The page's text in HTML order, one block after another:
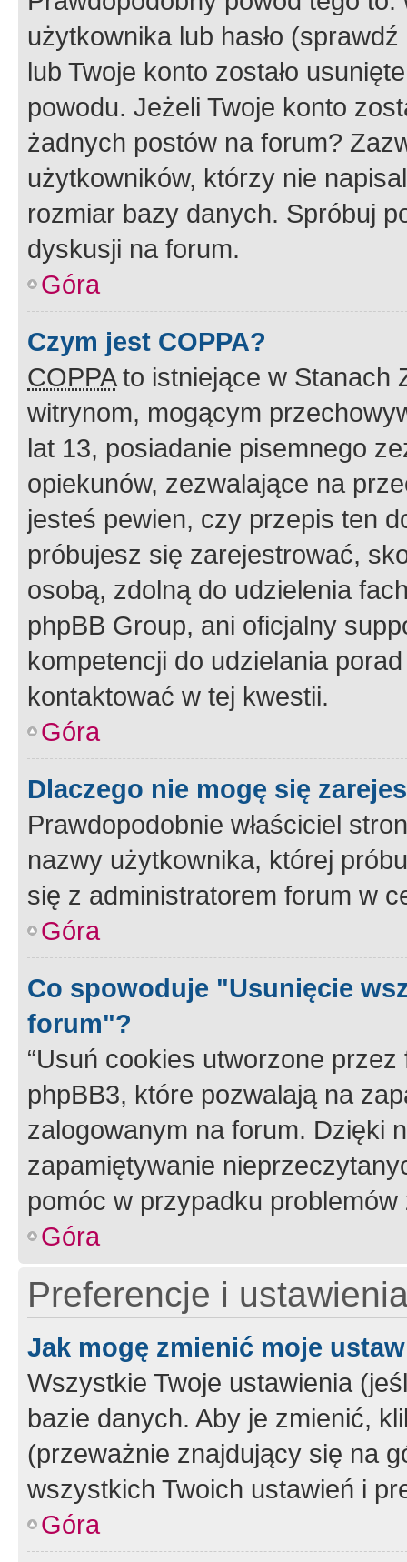
użytkownika lub hasło
lub Twoje konto zostało
powodu. Jeżeli Twoje konto
żadnych postów na forum?
użytkowników, którzy nie
rozmiar bazy danych. Spróbuj
dyskusji na forum.
Góra
Czym jest COPPA?
COPPAto istniejące w Stanach
witrynom, mogącym
lat 13, posiadanie pisemnego
opiekunów, zezwalające na
jesteś pewien, czy przepis ten
próbujesz się zarejestrować,
osobą, zdolną do udzielenia
phpBB Group, ani oficjalny
kompetencji do udzielania
kontaktować w tej kwestii.
Góra
Dlaczego nie mogę się
Prawdopodobnie właściciel
nazwy użytkownika, której
się z administratorem forum w
Góra
Co spowoduje "Usunięcie
forum"?
“Usuń cookies utworzone
phpBB3, które pozwalają na
zalogowanym na forum. Dzięki
zapamiętywanie
pomóc w przypadku
Góra
Preferencje i
Jak mogę zmienić moje
Wszystkie Twoje ustawienia
bazie danych. Aby je zmienić,
(przeważnie znajdujący się na
wszystkich Twoich ustawień i
Góra